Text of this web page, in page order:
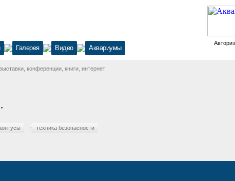
Галерея Видео Аквариумы
конференции, книги, интернет
техника безопасности